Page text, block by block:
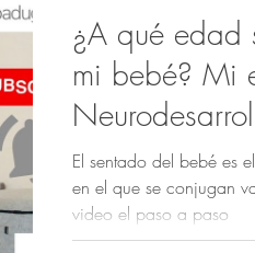
¿A qué edad
mi bebé? Mi
El sentado del bebé es
en el que se conjugan
video el paso a paso